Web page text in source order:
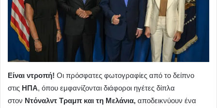
Είναι ντροπή! Οι πρόσφατες φωτογραφίες από το δείπνο
στις ΗΠΑ, όπου εμφανίζονται διάφοροι ηγέτες δίπλα
στον Ντόναλντ Τραμπ και τη Μελάνια, αποδεικνύουν ένα